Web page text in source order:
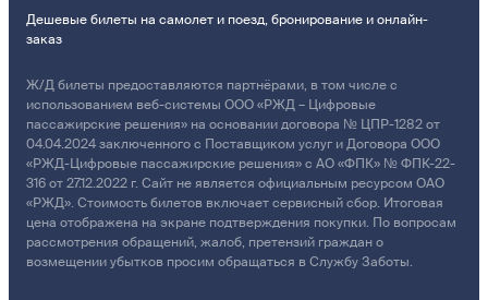
Дешевые билеты на самолет и поезд, бронирование и онлайн-
заказ
Ж/Д билеты предоставляются партнёрами, в том числе с
использованием веб-системы ООО «РЖД – Цифровые
пассажирские решения» на основании договора № ЦПР-1282 от
04.04.2024 заключенного с Поставщиком услуг и Договора ООО
«РЖД-Цифровые пассажирские решения» с АО «ФПК» № ФПК-22-
316 от 27.12.2022 г. Сайт не является официальным ресурсом ОАО
«РЖД». Стоимость билетов включает сервисный сбор. Итоговая
цена отображена на экране подтверждения покупки. По вопросам
рассмотрения обращений, жалоб, претензий граждан о
возмещении убытков просим обращаться в Службу Заботы.